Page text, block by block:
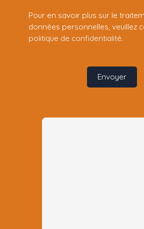
Pour en savoir plus sur le
données personnelles, veuillez
politique de confidentialité.
Envoyer